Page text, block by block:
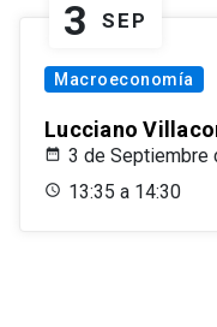
3 SEP
Macroeconomía
Lucciano
3 de Septiembre
13:35 a 14:30